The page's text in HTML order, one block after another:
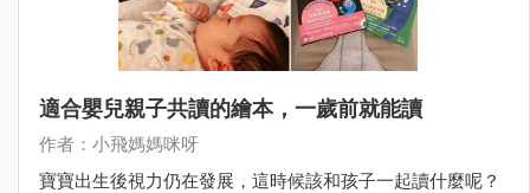
適合嬰兒親子共讀的繪本，一歲前就能讀
作者：小飛媽媽咪呀
寶寶出生後視力仍在發展，這時候該和孩子一起讀什麼呢？